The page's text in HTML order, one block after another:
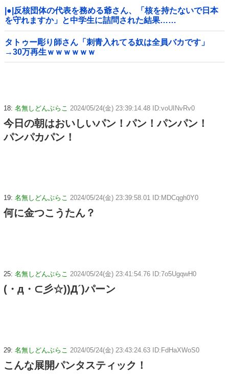
|●|反核団体の代表を務める爺さん、「核を持たないで日本
を守れますか」と中学生に詰問された結果……
タトゥー彫り師さん「刺青入れてる奴は全員バカです」
→30万再生ｗｗｗｗｗｗ
18: 名無しどんぶらこ 2024/05/24(金) 23:39:14.48 ID:voUINvRv0
今日の朝はおいしいパン！パン！パンパン！
パンパカパン！
19: 名無しどんぶらこ 2024/05/24(金) 23:39:58.01 ID:MDCqgh0Y0
何に金つこうたん？
25: 名無しどんぶらこ 2024/05/24(金) 23:41:54.76 ID:7o5UgqwH0
(・д・⊂彡☆))Д´)パーン
29: 名無しどんぶらこ 2024/05/24(金) 23:43:24.63 ID:FdHaXWoS0
こんな展開パンタスティック！